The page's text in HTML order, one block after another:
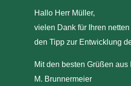
Hallo Herr Müller,
vielen Dank für Ihren
den Tipp zur Entwicklung
Mit den besten Grüßen aus
M. Brunnermeier